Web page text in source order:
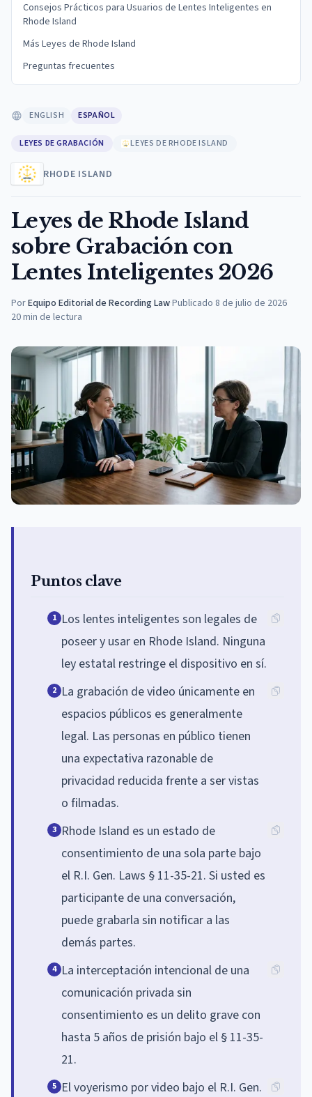
Consejos Prácticos para Usuarios de Lentes Inteligentes en
Rhode Island
Más Leyes de Rhode Island
Preguntas frecuentes
ENGLISH ESPAÑOL
LEYES DE GRABACIÓN LEYES DE RHODE ISLAND
RHODE ISLAND
Leyes de Rhode Island
sobre Grabación con
Lentes Inteligentes 2026
PorEquipo Editorial de Recording Law·Publicado 8 de julio de 2026
20min de lectura
Puntos clave
1 Los lentes inteligentes son legales de
poseer y usar en Rhode Island. Ninguna
ley estatal restringe el dispositivo en sí.
2 La grabación de video únicamente en
espacios públicos es generalmente
legal. Las personas en público tienen
una expectativa razonable de
privacidad reducida frente a ser vistas
o filmadas.
3 Rhode Island es un estado de
consentimiento de una sola parte bajo
el R.I. Gen. Laws § 11-35-21. Si usted es
participante de una conversación,
puede grabarla sin notificar a las
demás partes.
4 La interceptación intencional de una
comunicación privada sin
consentimiento es un delito grave con
hasta 5 años de prisión bajo el § 11-35-
21.
5 El voyerismo por video bajo el R.I. Gen.